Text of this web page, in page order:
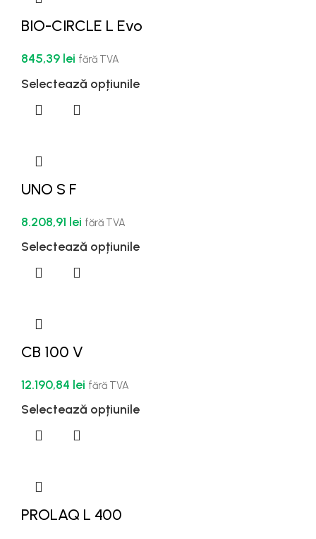
BIO-CIRCLE L Evo
845,39 lei fără TVA
Selectează opțiunile
UNO S F
8.208,91 lei fără TVA
Selectează opțiunile
CB 100 V
12.190,84 lei fără TVA
Selectează opțiunile
PROLAQ L 400